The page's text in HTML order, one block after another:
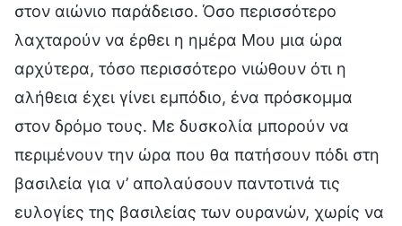
στον αιώνιο παράδεισο. Όσο περισσότερο
λαχταρούν να έρθει η ημέρα Μου μια ώρα
αρχύτερα, τόσο περισσότερο νιώθουν ότι η
αλήθεια έχει γίνει εμπόδιο, ένα πρόσκομμα
στον δρόμο τους. Με δυσκολία μπορούν να
περιμένουν την ώρα που θα πατήσουν πόδι στη
βασιλεία για ν’ απολαύσουν παντοτινά τις
ευλογίες της βασιλείας των ουρανών, χωρίς να